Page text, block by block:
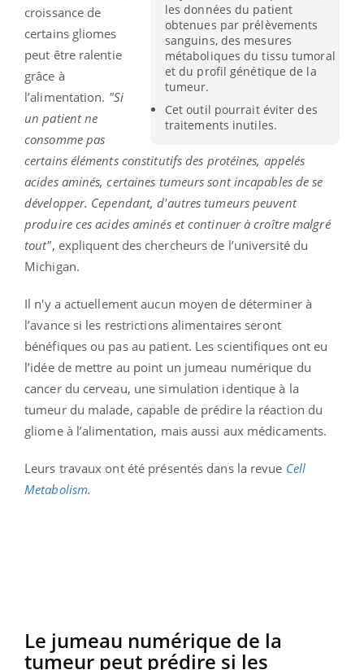
les données du patient
obtenues par prélèvements
sanguins, des mesures
métaboliques du tissu tumoral
et du profil génétique de la
tumeur.
Cet outil pourrait éviter des
traitements inutiles.
croissance de
certains gliomes
peut être ralentie
grâce à
l’alimentation. "Si
un patient ne
consomme pas
certains éléments constitutifs des protéines, appelés
acides aminés, certaines tumeurs sont incapables de se
développer. Cependant, d'autres tumeurs peuvent
produire ces acides aminés et continuer à croître malgré
tout", expliquent des chercheurs de l’université du
Michigan.
Il n'y a actuellement aucun moyen de déterminer à
l’avance si les restrictions alimentaires seront
bénéfiques ou pas au patient. Les scientifiques ont eu
l’idée de mettre au point un jumeau numérique du
cancer du cerveau, une simulation identique à la
tumeur du malade, capable de prédire la réaction du
gliome à l’alimentation, mais aussi aux médicaments.
Leurs travaux ont été présentés dans la revue Cell
Metabolism.
Le jumeau numérique de la
tumeur peut prédire si les